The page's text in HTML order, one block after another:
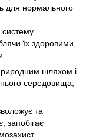
для нормального
систему
їх здоровими,
шляхом і
середовища,
та
запобігає